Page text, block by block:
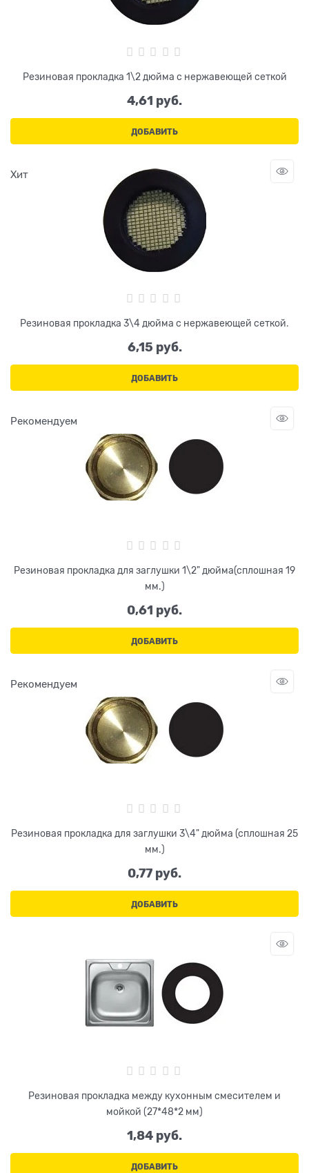
Резиновая прокладка 1\2 дюйма с нержавеющей сеткой
4,61 руб.
ДОБАВИТЬ
Хит
Резиновая прокладка 3\4 дюйма с нержавеющей сеткой.
6,15 руб.
ДОБАВИТЬ
Рекомендуем
Резиновая прокладка для заглушки 1\2" дюйма(сплошная 19
мм.)
0,61 руб.
ДОБАВИТЬ
Рекомендуем
Резиновая прокладка для заглушки 3\4" дюйма (сплошная 25
мм.)
0,77 руб.
ДОБАВИТЬ
Резиновая прокладка между кухонным смесителем и
мойкой (27*48*2 мм)
1,84 руб.
ДОБАВИТЬ